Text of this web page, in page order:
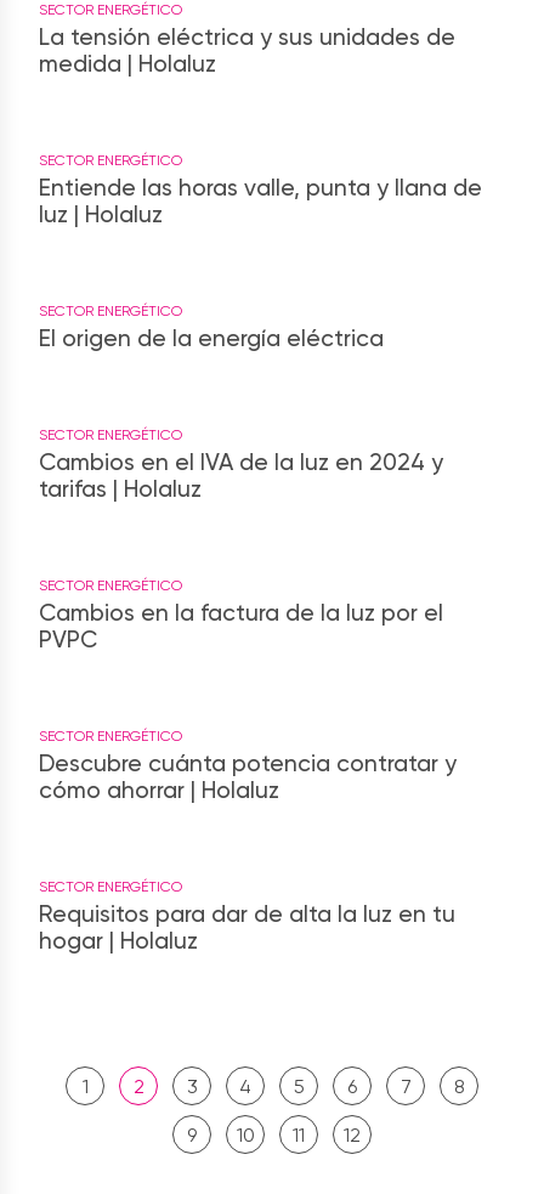
SECTOR ENERGÉTICO
La tensión eléctrica y sus unidades de
medida | Holaluz
SECTOR ENERGÉTICO
Entiende las horas valle, punta y llana de
luz | Holaluz
SECTOR ENERGÉTICO
El origen de la energía eléctrica
SECTOR ENERGÉTICO
Cambios en el IVA de la luz en 2024 y
tarifas | Holaluz
SECTOR ENERGÉTICO
Cambios en la factura de la luz por el
PVPC
SECTOR ENERGÉTICO
Descubre cuánta potencia contratar y
cómo ahorrar | Holaluz
SECTOR ENERGÉTICO
Requisitos para dar de alta la luz en tu
hogar | Holaluz
1 2 3 4 5 6 7 8
9 10 11 12